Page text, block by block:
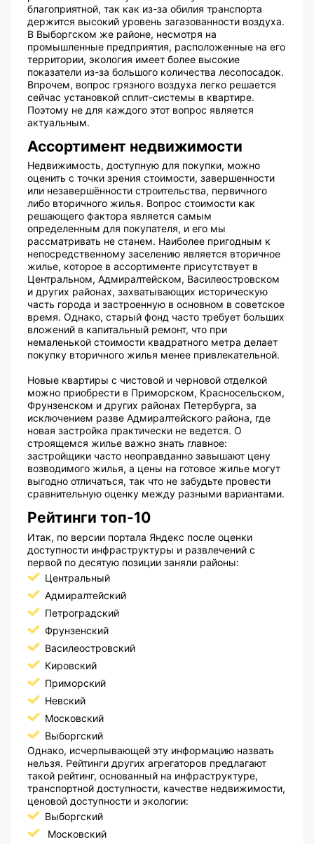
благоприятной, так как из-за обилия транспорта
держится высокий уровень загазованности воздуха.
В Выборгском же районе, несмотря на
промышленные предприятия, расположенные на его
территории, экология имеет более высокие
показатели из-за большого количества лесопосадок.
Впрочем, вопрос грязного воздуха легко решается
сейчас установкой сплит-системы в квартире.
Поэтому не для каждого этот вопрос является
актуальным.
Ассортимент недвижимости
Недвижимость, доступную для покупки, можно
оценить с точки зрения стоимости, завершенности
или незавершённости строительства, первичного
либо вторичного жилья. Вопрос стоимости как
решающего фактора является самым
определенным для покупателя, и его мы
рассматривать не станем. Наиболее пригодным к
непосредственному заселению является вторичное
жилье, которое в ассортименте присутствует в
Центральном, Адмиралтейском, Василеостровском
и других районах, захватывающих историческую
часть города и застроенную в основном в советское
время. Однако, старый фонд часто требует больших
вложений в капитальный ремонт, что при
немаленькой стоимости квадратного метра делает
покупку вторичного жилья менее привлекательной.
Новые квартиры с чистовой и черновой отделкой
можно приобрести в Приморском, Красносельском,
Фрунзенском и других районах Петербурга, за
исключением разве Адмиралтейского района, где
новая застройка практически не ведется. О
строящемся жилье важно знать главное:
застройщики часто неоправданно завышают цену
возводимого жилья, а цены на готовое жилье могут
выгодно отличаться, так что не забудьте провести
сравнительную оценку между разными вариантами.
Рейтинги топ-10
Итак, по версии портала Яндекс после оценки
доступности инфраструктуры и развлечений с
первой по десятую позиции заняли районы:
Центральный
Адмиралтейский
Петроградский
Фрунзенский
Василеостровский
Кировский
Приморский
Невский
Московский
Выборгский
Однако, исчерпывающей эту информацию назвать
нельзя. Рейтинги других агрегаторов предлагают
такой рейтинг, основанный на инфраструктуре,
транспортной доступности, качестве недвижимости,
ценовой доступности и экологии:
Выборгский
Московский